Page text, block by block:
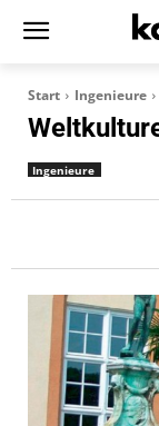
Start Ingenieure
Ingenieure